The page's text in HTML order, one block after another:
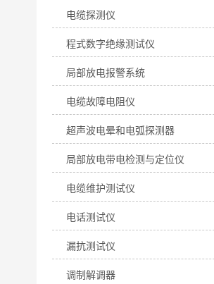
电缆探测仪
程式数字绝缘测试仪
局部放电报警系统
电缆故障电阻仪
超声波电晕和电弧探测器
局部放电带电检测与定位仪
电缆维护测试仪
电话测试仪
漏抗测试仪
调制解调器